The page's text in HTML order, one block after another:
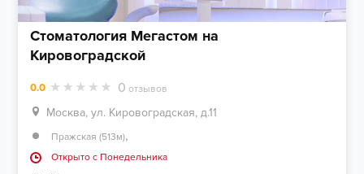
Стоматология Мегастом на
Кировоградской
0.0 0 отзывов
Москва, ул. Кировоградская, д.11
Пражская (513м),
Открыто c Понедельника